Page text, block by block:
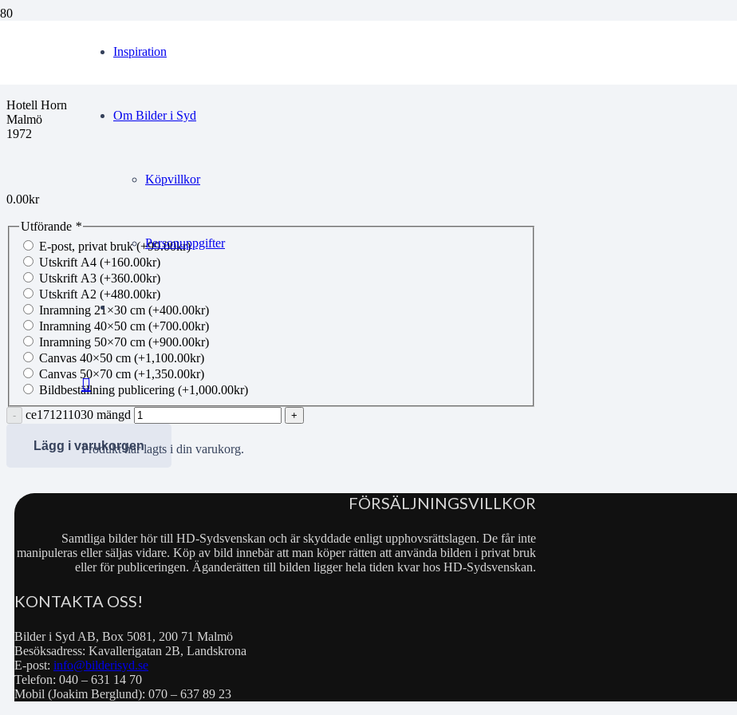
Inspiration
Om Bilder i Syd
Köpvillkor
Personuppgifter
Produkthar lagts i din varukorg.
ce171211030
Hotell Horn
Malmö
1972
0.00kr
Utförande *
E-post, privat bruk(+99.00kr)
Utskrift A4 (+160.00kr)
Utskrift A3 (+360.00kr)
Utskrift A2 (+480.00kr)
Inramning 21×30 cm (+400.00kr)
Inramning 40×50 cm (+700.00kr)
Inramning 50×70 cm (+900.00kr)
Canvas 40×50 cm (+1,100.00kr)
Canvas 50×70 cm (+1,350.00kr)
Bildbeställning publicering (+1,000.00kr)
ce171211030 mängd
Lägg i varukorgen
FÖRSÄLJNINGSVILLKOR
Samtliga bilder hör till HD-Sydsvenskan och är skyddade enligt upphovsrättslagen. De får inte
manipuleras eller säljas vidare. Köp av bild innebär att man köper rätten att använda bilden i privat bruk
eller för publiceringen. Äganderätten till bilden ligger hela tiden kvar hos HD-Sydsvenskan.
KONTAKTA OSS!
Bilder i Syd AB, Box 5081, 200 71 Malmö
Besöksadress: Kavallerigatan 2B, Landskrona
E-post: info@bilderisyd.se
Telefon: 040 – 631 14 70
Mobil (Joakim Berglund): 070 – 637 89 23